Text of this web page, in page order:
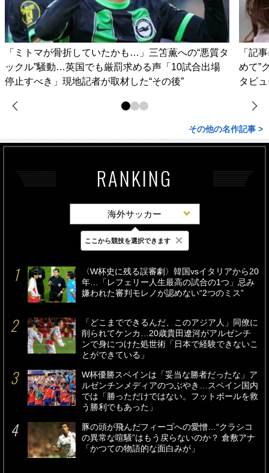
「ミトマが骨折していたかも…」三笘薫への“悪質タ
ックル”騒動…英国でも厳罰求める声「10試合出場
停止すべき」現地記者が取材した“その後”
「記
めて”
タビ
その他の名作記事 >
RANKING
海外サッカー
最新 24時間 週間
〈W杯史に残る誤審劇〉韓国vsイタリアから20
年…「レフェリー人生最高の試合の1つ」忌み
嫌われた審判モレノが認めない“2つのミス”
「どこまでできるんだ、このアジア人」同僚に
削られてケンカ…20歳貴田遼河がアルゼンチ
ンで身につけた処世術「日本で経験できないこ
とができている」
W杯優勝スペインは「妥当な勝者だったな」ア
ルゼンチンメディアのつぶやき…スペイン国内
では「勝っただけではない。フットボールを救
う勝利でもあった」
豚の頭が飛んだフィーゴへの愛憎…“クラシコ
の異常な喧騒”はもう戻らないのか？ 倉敷アナ
「かつての物語的な面白みが」
ここから競技を選択できます ×